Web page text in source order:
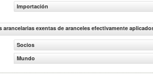
Importación
arancelarias exentas de aranceles efectivamente
Socios
Mundo